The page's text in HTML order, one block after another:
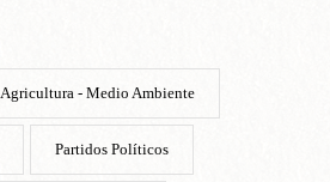
Agricultura - Medio Ambiente
Partidos Políticos